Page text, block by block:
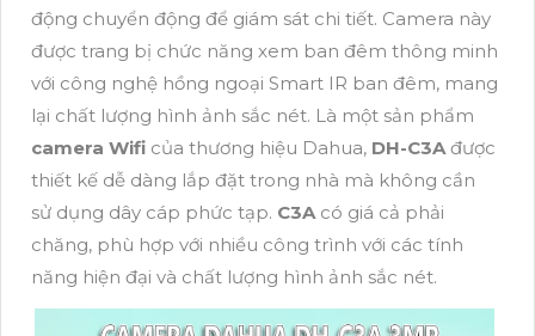
động chuyển động để giám sát chi tiết. Camera này
được trang bị chức năng xem ban đêm thông minh
với công nghệ hồng ngoại Smart IR ban đêm, mang
lại chất lượng hình ảnh sắc nét. Là một sản phẩm
camera Wifi của thương hiệu Dahua, DH-C3Ađược
thiết kế dễ dàng lắp đặt trong nhà mà không cần
sử dụng dây cáp phức tạp. C3A có giá cả phải
chăng, phù hợp với nhiều công trình với các tính
năng hiện đại và chất lượng hình ảnh sắc nét.